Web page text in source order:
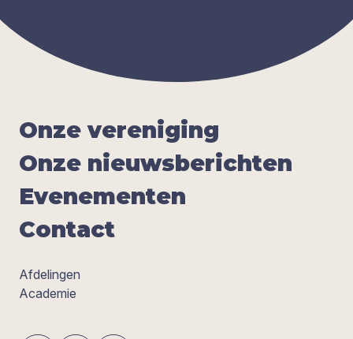
Onze ver­e­ni­ging
Onze nieuws­be­rich­ten
Eve­ne­men­ten
Con­tact
Afdelingen
Academie